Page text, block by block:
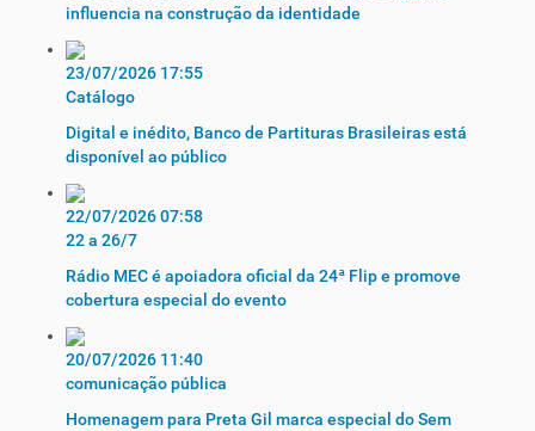
influencia na construção da identidade
23/07/2026 17:55
Catálogo
Digital e inédito, Banco de Partituras Brasileiras está
disponível ao público
22/07/2026 07:58
22 a 26/7
Rádio MEC é apoiadora oficial da 24ª Flip e promove
cobertura especial do evento
20/07/2026 11:40
comunicação pública
Homenagem para Preta Gil marca especial do Sem